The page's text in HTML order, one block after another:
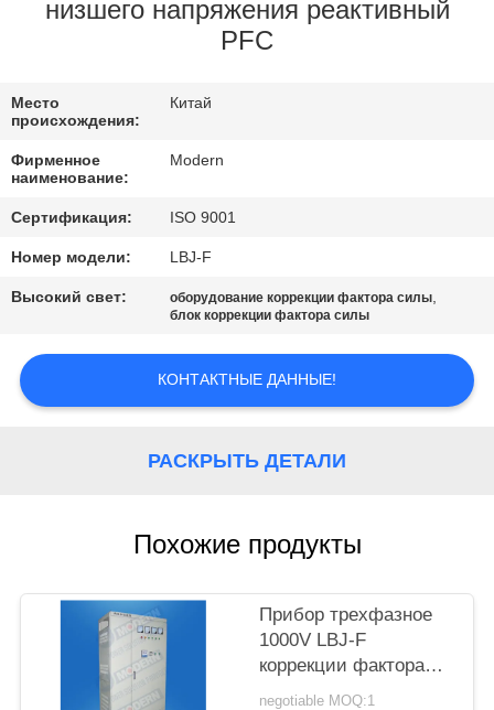
КАЧЕСТВА
МЫ
СПРОСИТЕ
ЦИТАТУ
COMPANY
КАРТА
низшего напряжения реактивный
PFC
Место
происхождения:
Китай
Фирменное
наименование:
Modern
Сертификация: ISO 9001
Номер модели: LBJ-F
Высокий свет: оборудование коррекции фактора силы,
блок коррекции фактора силы
КОНТАКТНЫЕ ДАННЫЕ!
РАСКРЫТЬ ДЕТАЛИ
Похожие продукты
Прибор трехфазное
1000V LBJ-F
коррекции фактора
силы 600 KVAR
negotiable MOQ:1